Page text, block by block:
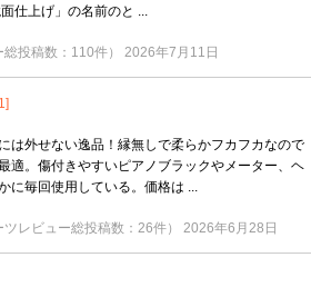
仕上げ」の名前のと ...
総投稿数：110件） 2026年7月11日
は外せない逸品！縁無しで柔らかフカフカなので
適。傷付きやすいピアノブラックやメーター、ヘ
に毎回使用している。価格は ...
ツレビュー総投稿数：26件） 2026年6月28日